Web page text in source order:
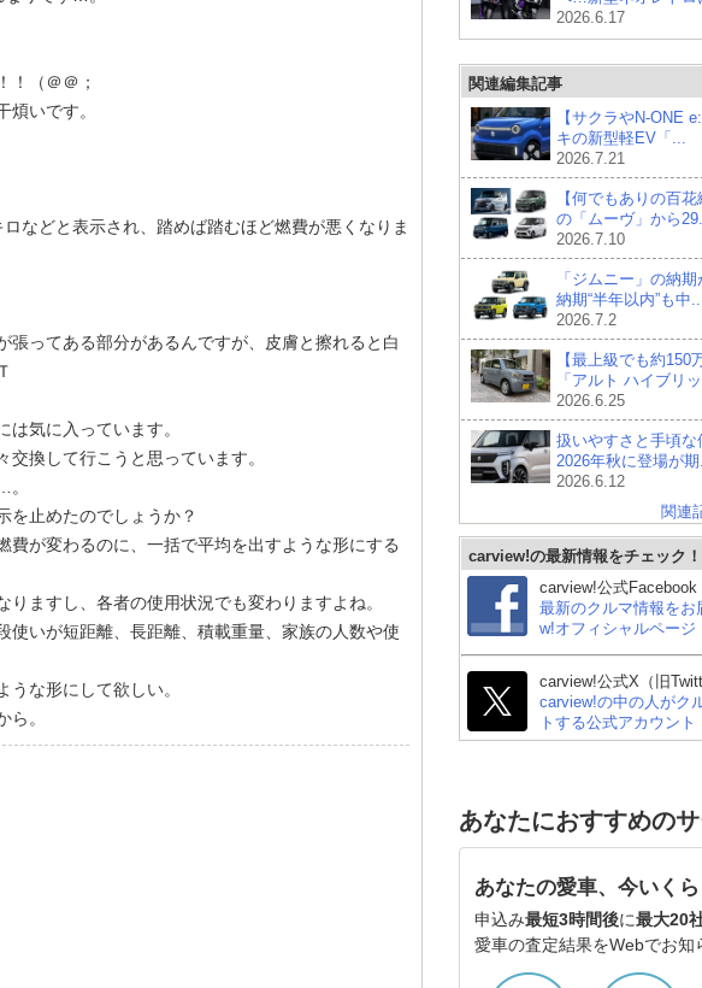
！（＠＠；
煩いです。
などと表示され、踏めば踏むほど燃費が悪くなりま
ってある部分があるんですが、皮膚と擦れると白
気に入っています。
換して行こうと思っています。
を止めたのでしょうか？
が変わるのに、一括で平均を出すような形にする
ますし、各者の使用状況でも変わりますよね。
使いが短距離、長距離、積載重量、家族の人数や使
な形にして欲しい。
。
2026.6.17
関連編集記事
【サクラやN-ONE
キの新型軽EV「...
2026.7.21
【何でもありの百
の「ムーヴ」から
2026.7.10
「ジムニー」の納
納期“半年以内”も中
2026.7.2
【最上級でも約150
「アルト ハイブリ
2026.6.25
扱いやすさと手頃な
2026年秋に登場が
2026.6.12
関連
carview!の最新情報をチェック！
carview!公式Facebook
最新のクルマ情報をお
w!オフィシャルページ
carview!公式X（旧
carview!の中の人がク
トする公式アカウント
あなたにおすすめの
あなたの愛車、今いくら
申込み最短3時間後に最大20
愛車の査定結果をWebでお知